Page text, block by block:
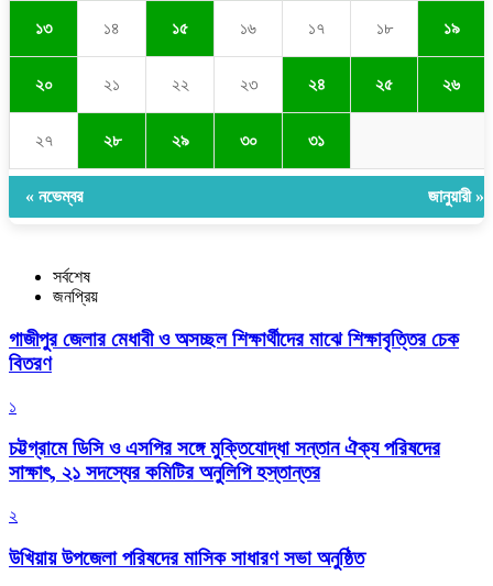
১৩ ১৪ ১৫ ১৬ ১৭ ১৮ ১৯
২০ ২১ ২২ ২৩ ২৪ ২৫ ২৬
২৭ ২৮ ২৯ ৩০ ৩১
« নভেম্বর জানুয়ারী »
সর্বশেষ
জনপ্রিয়
গাজীপুর জেলার মেধাবী ও অসচ্ছল শিক্ষার্থীদের মাঝে শিক্ষাবৃত্তির চেক
বিতরণ
১
চট্টগ্রামে ডিসি ও এসপির সঙ্গে মুক্তিযোদ্ধা সন্তান ঐক্য পরিষদের
সাক্ষাৎ, ২১ সদস্যের কমিটির অনুলিপি হস্তান্তর
২
উখিয়ায় উপজেলা পরিষদের মাসিক সাধারণ সভা অনুষ্ঠিত